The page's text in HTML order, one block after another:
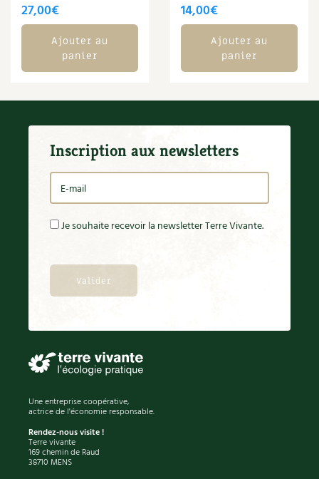
27,00€
Ajouter au
panier
14,00€
Ajouter au
panier
Inscription aux newsletters
Je souhaite recevoir la newsletter Terre Vivante.
Une entreprise coopérative,
actrice de l'économie responsable.
Rendez-nous visite !
Terre vivante
169 chemin de Raud
38710 MENS